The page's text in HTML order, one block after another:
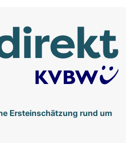
Ersteinschätzung rund um